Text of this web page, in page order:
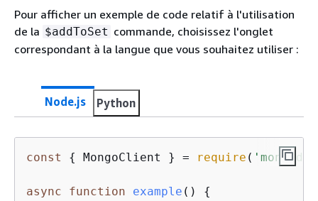
Pour afficher un exemple de code relatif à l'utilisation
de la $addToSet commande, choisissez l'onglet
correspondant à la langue que vous souhaitez utiliser :
Node.js Python
const { MongoClient } = require ( 'mongodb'
async function example ( ) {